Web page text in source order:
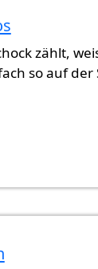
zählt,
so auf